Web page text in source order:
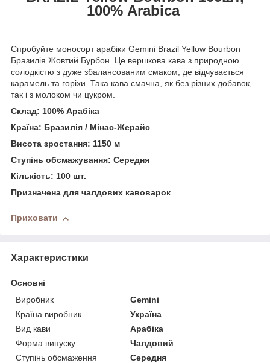
100% Arabica
Спробуйте моносорт арабіки Gemini Brazil Yellow Bourbon
Бразилія Жовтий Бурбон. Це вершкова кава з природною
солодкістю з дуже збалансованим смаком, де відчувається
карамель та горіхи. Така кава смачна, як без різних добавок,
так і з молоком чи цукром.
Склад: 100% Арабіка
Країна: Бразилія / Мінас-Жерайс
Висота зростання: 1150 м
Ступінь обсмажування: Середня
Кількість: 100 шт.
Призначена для чалдових кавоварок
Приховати
Характеристики
Основні
Виробник
Gemini
Країна виробник
Україна
Вид кави
Арабіка
Форма випуску
Чалдовий
Ступінь обсмаження
Середня